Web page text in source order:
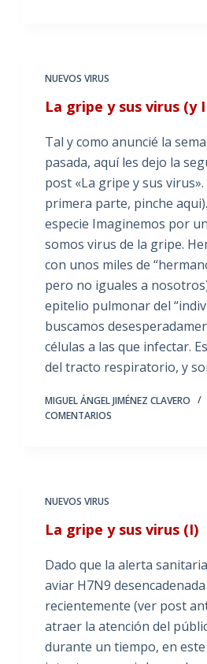
NUEVOS VIRUS
La gripe y sus virus (y
Tal y como anuncié la
pasada, aquí les dejo la
post «La gripe y sus
primera parte, pinche
especie Imaginemos por
somos virus de la gripe.
con unos miles de
pero no iguales a
epitelio pulmonar del
buscamos
células a las que infectar.
del tracto respiratorio, y
MIGUEL ÁNGEL JIMÉNEZ CLAVERO
COMENTARIOS
NUEVOS VIRUS
La gripe y sus virus (I)
Dado que la alerta
aviar H7N9
recientemente (ver post
atraer la atención del
durante un tiempo, en